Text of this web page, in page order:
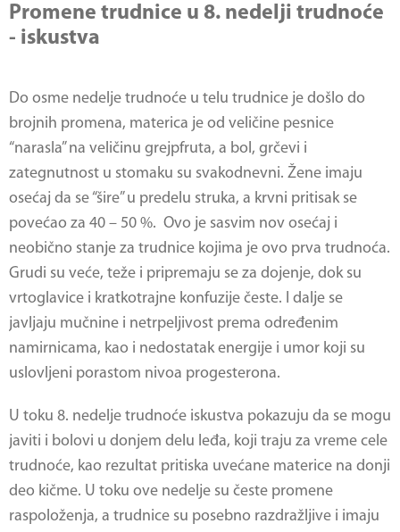
Promene trudnice u 8. nedelji trudnoće
- iskustva
Do osme nedelje trudnoće u telu trudnice je došlo do
brojnih promena, materica je od veličine pesnice
“narasla” na veličinu grejpfruta, a bol, grčevi i
zategnutnost u stomaku su svakodnevni. Žene imaju
osećaj da se “šire” u predelu struka, a krvni pritisak se
povećao za 40 – 50 %. Ovo je sasvim nov osećaj i
neobično stanje za trudnice kojima je ovo prva trudnoća.
Grudi su veće, teže i pripremaju se za dojenje, dok su
vrtoglavice i kratkotrajne konfuzije česte. I dalje se
javljaju mučnine i netrpeljivost prema određenim
namirnicama, kao i nedostatak energije i umor koji su
uslovljeni porastom nivoa progesterona.
U toku 8. nedelje trudnoće iskustva pokazuju da se mogu
javiti i bolovi u donjem delu leđa, koji traju za vreme cele
trudnoće, kao rezultat pritiska uvećane materice na donji
deo kičme. U toku ove nedelje su česte promene
raspoloženja, a trudnice su posebno razdražljive i imaju